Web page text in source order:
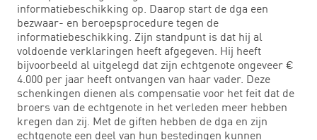
informatiebeschikking op. Daarop start de dga een
bezwaar- en beroepsprocedure tegen de
informatiebeschikking. Zijn standpunt is dat hij al
voldoende verklaringen heeft afgegeven. Hij heeft
bijvoorbeeld al uitgelegd dat zijn echtgenote ongeveer €
4.000 per jaar heeft ontvangen van haar vader. Deze
schenkingen dienen als compensatie voor het feit dat de
broers van de echtgenote in het verleden meer hebben
kregen dan zij. Met de giften hebben de dga en zijn
echtgenote een deel van hun bestedingen kunnen